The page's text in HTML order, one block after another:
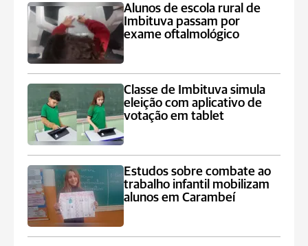
Alunos de escola rural de
Imbituva passam por
exame oftalmológico
Classe de Imbituva simula
eleição com aplicativo de
votação em tablet
Estudos sobre combate ao
trabalho infantil mobilizam
alunos em Carambeí